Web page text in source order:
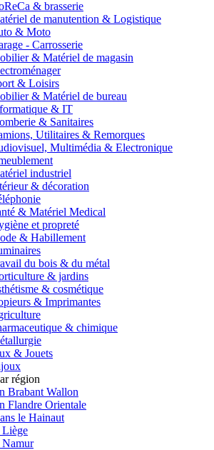
& brasserie
de manutention & Logistique
& Moto
- Carrosserie
& Matériel de magasin
& Loisirs
& Matériel de bureau
& IT
& Sanitaires
Utilitaires & Remorques
Multimédia & Electronique
industriel
& décoration
& Matériel Medical
et propreté
& Habillement
du bois & du métal
& jardins
& cosmétique
& Imprimantes
& chimique
& Jouets
région
Brabant Wallon
Flandre Orientale
le Hainaut
Liège
Namur